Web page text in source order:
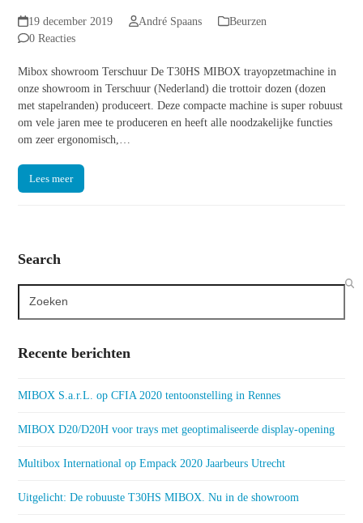
19 december 2019 André Spaans
Beurzen
0 Reacties
Mibox showroom Terschuur De T30HS MIBOX trayopzetmachine in
onze showroom in Terschuur (Nederland) die trottoir dozen (dozen
met stapelranden) produceert. Deze compacte machine is super robuust
om vele jaren mee te produceren en heeft alle noodzakelijke functies
om zeer ergonomisch,…
Lees meer
Search
Recente berichten
MIBOX S.a.r.L. op CFIA 2020 tentoonstelling in Rennes
MIBOX D20/D20H voor trays met geoptimaliseerde display-opening
Multibox International op Empack 2020 Jaarbeurs Utrecht
Uitgelicht: De robuuste T30HS MIBOX. Nu in de showroom